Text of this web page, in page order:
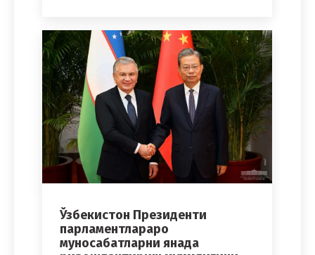
Ўзбекистон Президенти
парламентлараро
муносабатларни янада